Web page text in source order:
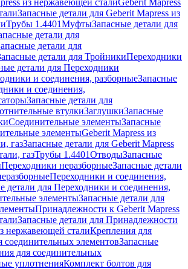
из нержавеющей сталиGeberit Mapress
Запасные детали для Geberit Mapress из
Трубы 1.4401МуфтыЗапасные детали для
детали для
детали для
детали для ТройникиПереходники
детали для Переходники
и соединения, разборныеЗапасные
и соединения,
Запасные детали для
втулкиЗаглушкиЗапасные
Соединительные элементыЗапасные
элементыGeberit Mapress из
газЗапасные детали для Geberit Mapress
газТрубы 1.4401ОтводыЗапасные
Переходники неразборныеЗапасные детали
Переходники и соединения,
детали для Переходники и соединения,
элементыЗапасные детали для
Принадлежности к Geberit Mapress
Запасные детали для Принадлежности
нержавеющей сталиКрепления для
соединительных элементовЗапасные
для соединительных
уплотненияКомплект болтов для